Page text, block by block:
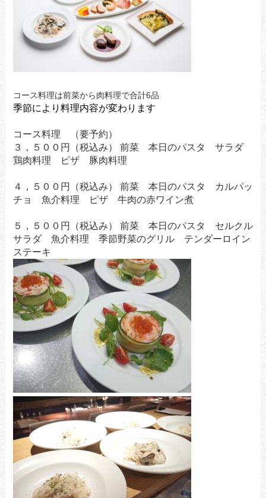
コース料理は前菜から肉料理で合計6品
季節により料理内容が変わります
コース料理 （要予約）
３，５００円（税込み） 前菜 本日のパスタ サラダ
鶏肉料理 ピザ 豚肉料理
４，５００円（税込み） 前菜 本日のパスタ カルパッ
チョ 魚介料理 ピザ 牛肉の赤ワイン煮
５，５００円（税込み） 前菜 本日のパスタ セルクル
サラダ 魚介料理 季節野菜のグリル テンダーロイン
ステーキ